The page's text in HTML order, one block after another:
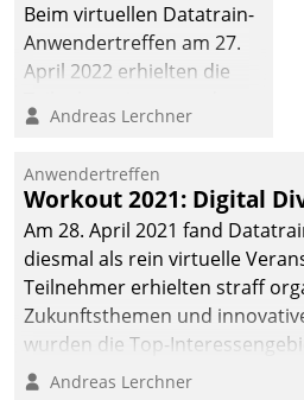
Beim virtuellen Datatrain-
Anwendertreffen am 27.
April 2022 erhielten die
Teilnehmer kurzweilige
Cloud-Strategien und -
Lösungen mit hohem
Zukunftspotenzial.
Andreas Lerchner
Anwendertreffen
Workout 2021: Digital
Am 28. April 2021 fand
diesmal als rein virtuelle
Teilnehmer erhielten straff
Zukunftsthemen und
wurden die Top-
Andreas Lerchner